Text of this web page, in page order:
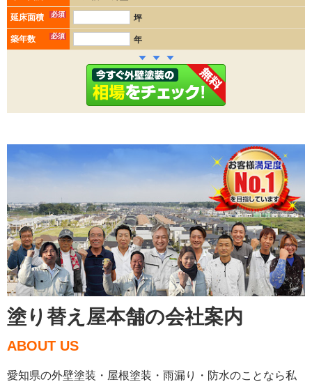
延床面積 必須 坪
築年数 必須 年
塗り替え屋本舗の会社案内
ABOUT US
愛知県の外壁塗装・屋根塗装・雨漏り・防水のことなら私